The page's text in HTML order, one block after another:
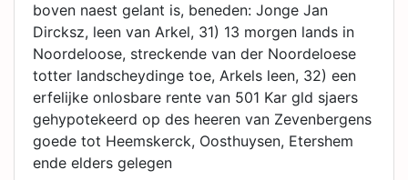
boven naest gelant is, beneden: Jonge Jan
Dircksz, leen van Arkel, 31) 13 morgen lands in
Noordeloose, streckende van der Noordeloese
totter landscheydinge toe, Arkels leen, 32) een
erfelijke onlosbare rente van 501 Kar gld sjaers
gehypotekeerd op des heeren van Zevenbergens
goede tot Heemskerck, Oosthuysen, Etershem
ende elders gelegen